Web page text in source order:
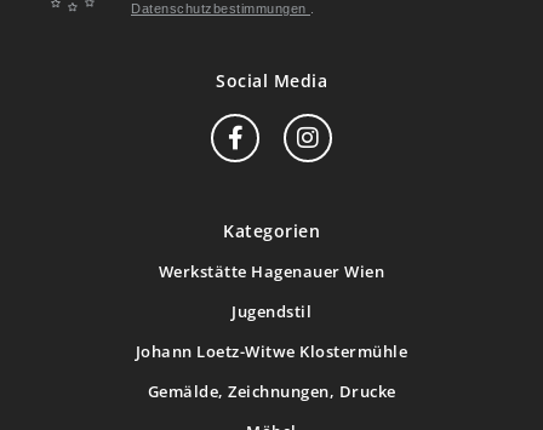
Datenschutzbestimmungen
Social Media
Kategorien
Werkstätte Hagenauer Wien
Jugendstil
Johann Loetz-Witwe Klostermühle
Gemälde, Zeichnungen, Drucke